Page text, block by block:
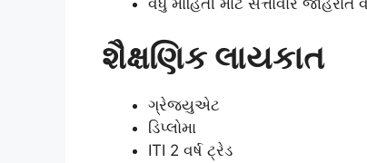
શૈક્ષણિક લાયકાત
ગ્રેજ્યુએટ
ડિપ્લોમા
ITI 2 વર્ષ ટ્રેડ